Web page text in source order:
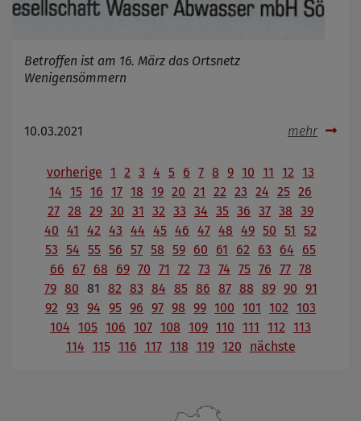
Betroffen ist am 16. März das Ortsnetz
Wenigensömmern
10.03.2021 mehr
vorherige 1 2 3 4 5 6 7 8 9 10 11 12 13
14 15 16 17 18 19 20 21 22 23 24 25 26
27 28 29 30 31 32 33 34 35 36 37 38 39
40 41 42 43 44 45 46 47 48 49 50 51
52
53 54 55 56 57 58 59 60 61 62 63 64
65
66
67 68 69 70 71 72 73 74 75 76 77 78
79 80 81 82 83 84 85 86 87 88 89 90 91
92 93 94 95 96 97 98 99 100 101 102 103
104 105 106 107 108 109 110 111 112 113
114 115 116 117 118 119 120 nächste